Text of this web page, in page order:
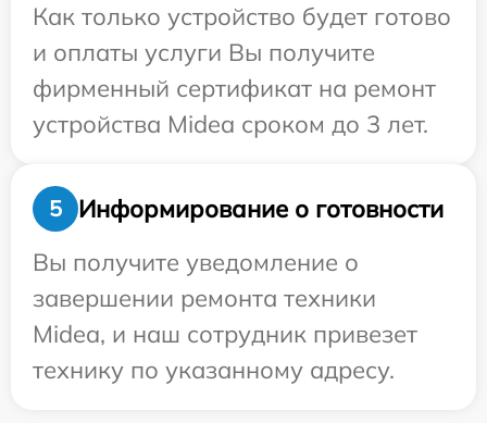
Как только устройство будет готово
и оплаты услуги Вы получите
фирменный сертификат на ремонт
устройства Midea сроком до 3 лет.
5
Информирование о готовности
Вы получите уведомление о
завершении ремонта техники
Midea, и наш сотрудник привезет
технику по указанному адресу.